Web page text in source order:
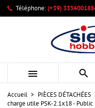
Téléphone:(+39)
 
Accueil PIÈCES DÉTACHÉES
charge utile PSK-2.1x18 - Public
Mes listes
Créer une nouvelle
Créer une liste
Nom de la liste d'envies
Connexion
Vous devez être
liste d'envies.